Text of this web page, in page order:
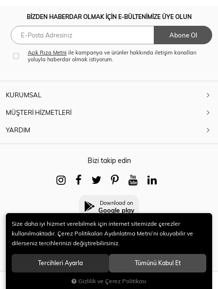
SEPETE EKLE
BİZDEN HABERDAR OLMAK İÇİN E-BÜLTENİMİZE ÜYE OLUN
Abone Ol
Açık Rıza Metni ile kampanya ve ürünler hakkında iletişim kanalları
yoluyla haberdar olmak istiyorum.
KURUMSAL
MÜŞTERİ HİZMETLERİ
YARDIM
Bizi takip edin
Download on
Google play
© 2021 HERYENİ. Tüm hakları saklıdır.
Size daha iyi hizmet verebilmek için internet sitemizde çerezler
kullanılmaktadır. Çerez Politikaları Aydınlatma Metni’ni okuyabilir ve
dilerseniz tercihlerinizi değiştirebilirsiniz.
Tercihleri Ayarla Tümünü Kabul Et
Gizlilik ve Çerez Politikası